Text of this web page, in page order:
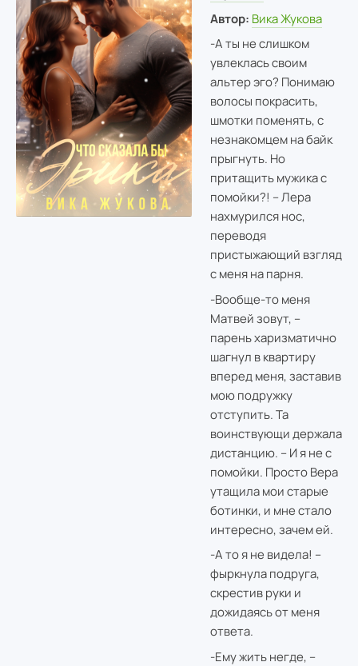
Автор: Вика Жукова
-А ты не слишком
увлеклась своим
альтер эго? Понимаю
волосы покрасить,
шмотки поменять, с
незнакомцем на байк
прыгнуть. Но
притащить мужика с
помойки?! – Лера
нахмурился нос,
переводя
пристыжающий взгляд
с меня на парня.
-Вообще-то меня
Матвей зовут, –
парень харизматично
шагнул в квартиру
вперед меня, заставив
мою подружку
отступить. Та
воинствующи держала
дистанцию. – И я не с
помойки. Просто Вера
утащила мои старые
ботинки, и мне стало
интересно, зачем ей.
-А то я не видела! –
фыркнула подруга,
скрестив руки и
дожидаясь от меня
ответа.
-Ему жить негде, –